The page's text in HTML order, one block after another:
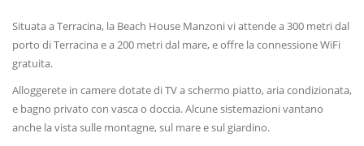
Situata a Terracina, la Beach House Manzoni vi attende a 300 metri dal
porto di Terracina e a 200 metri dal mare, e offre la connessione WiFi
gratuita.
Alloggerete in camere dotate di TV a schermo piatto, aria condizionata,
e bagno privato con vasca o doccia. Alcune sistemazioni vantano
anche la vista sulle montagne, sul mare e sul giardino.